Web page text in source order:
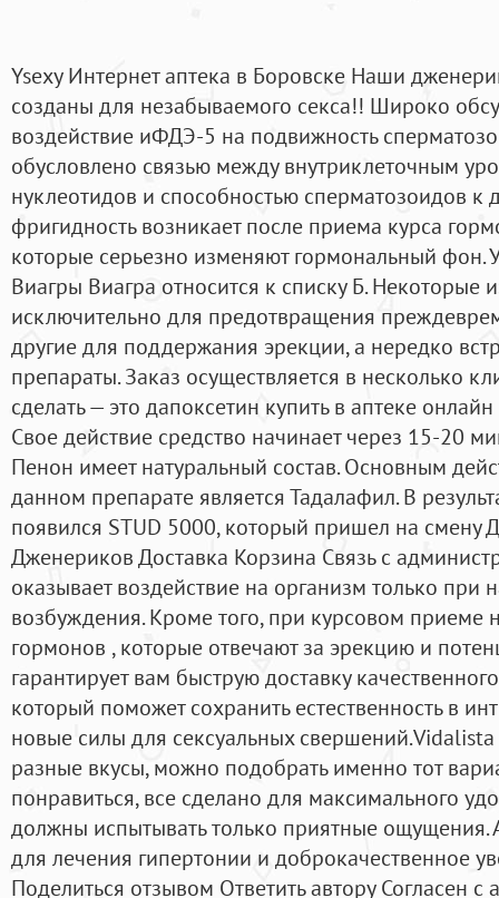
Ysexy Интернет аптека в Боровске Наши
созданы для незабываемого секса!! Широко
воздействие иФДЭ-5 на подвижность
обусловлено связью между внутриклеточным
нуклеотидов и способностью сперматозоидов к
фригидность возникает после приема курса
которые серьезно изменяют гормональный фон.
Виагры Виагра относится к списку Б. Некоторые
исключительно для предотвращения
другие для поддержания эрекции, а нередко
препараты. Заказ осуществляется в несколько
сделать — это дапоксетин купить в аптеке
Свое действие средство начинает через 15-20
Пенон имеет натуральный состав. Основным
данном препарате является Тадалафил. В
появился STUD 5000, который пришел на смену
Дженериков Доставка Корзина Связь с
оказывает воздействие на организм только при
возбуждения. Кроме того, при курсовом приеме
гормонов , которые отвечают за эрекцию и
гарантирует вам быструю доставку
который поможет сохранить естественность в
новые силы для сексуальных
разные вкусы, можно подобрать именно тот
понравиться, все сделано для максимального
должны испытывать только приятные
для лечения гипертонии и доброкачественное
Поделиться отзывом Ответить автору Согласен с